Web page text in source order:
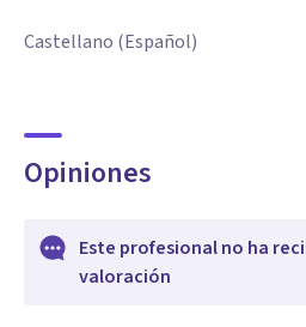
Castellano (Español)
Opiniones
Este profesional no ha
valoración